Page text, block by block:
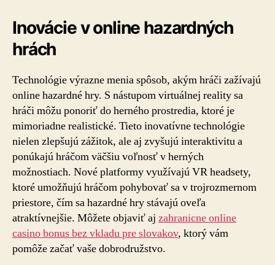
Inovácie v online hazardných
hrách
Technológie výrazne menia spôsob, akým hráči zažívajú
online hazardné hry. S nástupom virtuálnej reality sa
hráči môžu ponoriť do herného prostredia, ktoré je
mimoriadne realistické. Tieto inovatívne technológie
nielen zlepšujú zážitok, ale aj zvyšujú interaktivitu a
ponúkajú hráčom väčšiu voľnosť v herných
možnostiach. Nové platformy využívajú VR headsety,
ktoré umožňujú hráčom pohybovať sa v trojrozmernom
priestore, čím sa hazardné hry stávajú oveľa
atraktívnejšie. Môžete objaviť aj zahranicne online
casino bonus bez vkladu pre slovakov, ktorý vám
pomôže začať vaše dobrodružstvo.